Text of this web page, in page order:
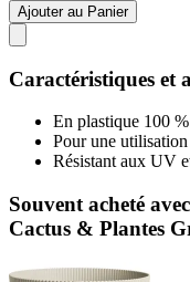
Ajouter au Panier
Caractéristiques et
En plastique 100
Pour une
Résistant aux UV
Souvent acheté
Cactus & Plantes